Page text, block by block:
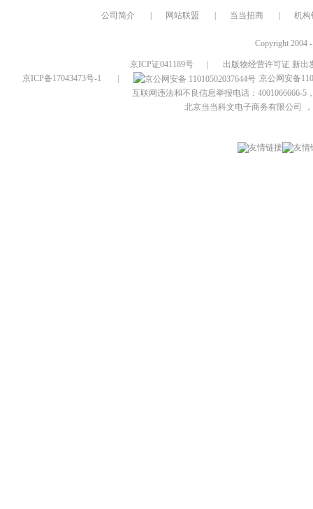
公司简介 网站联盟 当当招商 机构
Copyright 2004
京ICP证041189号
出版物经营许可证 新出
京ICP备17043473号-1
京公网安备
互联网违法和不良信息举报电话：4001066666-5
北京当当科文电子商务有限公司